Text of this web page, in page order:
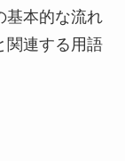
基本的な流れ
関連する用語